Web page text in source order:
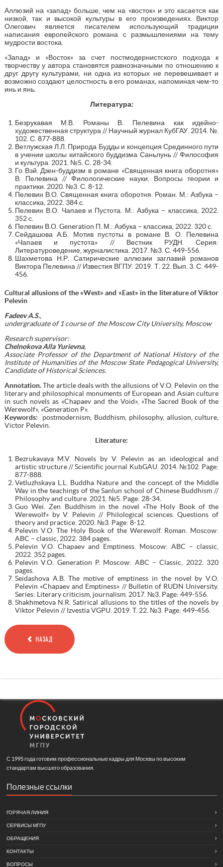
Аллюзий на «запад» больше, чем на «восток» и это касается как
низкой, так и высокой культуры в его произведениях. Виктор
Олегович является писателем использующий традиции
написания европейского романа с размышлениями на тему
мудрости востока.
«Запад» и «Восток» за счет постмодернистского подхода к
творчеству у автора становятся равнозначными по отношению к
друг другу культурами, ни одна из которых не перевешивает и
возможно создают целостность в его романах, напоминая чем-то
инь и янь.
Литература:
Безрукавая М.В. Романы В. Пелевина как идейно-
художественная структура // Научный журнал КубГАУ. 2014. №.
102. С. 877-888.
Ветлужская Л.Л. Природа Будды и концепция Срединного пути
в учении школы китайского буддизма Саньлунь // Философия
и культура. 2021. №5. С. 28-34.
Го Вэй. Дзен-буддизм в романе «Священная книга оборотня»
В. Пелевина // Филологические науки. Вопросы теории и
практики. 2020. №3. С. 8-12.
Пелевин В.О. Священная книга оборотня. Роман. М.: Азбука –
классика, 2022. 384 с.
Пелевин В.О. Чапаев и Пустота. М.: Азбука – классика, 2022.
352 с.
Пелевин В.О. Generation П. М.: Азбука – классика, 2022. 320 с.
Сейдашова А.Б. Мотив пустоты в романе В. О. Пелевина
«Чапаев и пустота» // Вестник РУДН. Серия:
Литературоведение, журналистика. 2017. №3. С. 449-556.
Шахметова Н.Р. Сатирические аллюзии заглавий романов
Виктора Пелевина // Известия ВГПУ. 2019. Т. 22. Вып. 3. С. 449-
456.
Cultural allusions of the «West» and «East» in the literature of Viktor
Pelevin
Fadeev A.S.,
undergraduate of 1 course of the Moscow City University, Moscow
Research supervisor:
Chelnokova Alla Yurievna,
Associate Professor of the Department of National History of the
Institute of Humanities of the Moscow State Pedagogical University,
Candidate of Historical Sciences.
Annotation.The article deals with the allusions of V.O. Pelevin on the
literary and philosophical monuments of European and Asian culture
in such novels as «Chapaev and the Void», «The Sacred Book of the
Werewolf», «Generation P».
Keywords: postmodernism, Buddhism, philosophy, allusion, culture,
Victor Pelevin.
Literature:
Bezrukavaya M.V. Novels by V. Pelevin as an ideological and
artistic structure // Scientific journal KubGAU. 2014. №102. Page:
877-888.
Vetluzhskaya L.L. Buddha Nature and the concept of the Middle
Way in the teachings of the Sanlun school of Chinese Buddhism //
Philosophy and culture. 2021. №5. Page: 28-34.
Guo Wei. Zen Buddhism in the novel «The Holy Book of the
Werewolf» by V. Pelevin // Philological sciences. Questions of
theory and practice. 2020. №3. Page: 8-12.
Pelevin V.O. The Holy Book of the Werewolf. Roman. Moscow:
ABC – classic, 2022. 384 pages.
Pelevin V.O. Chapaev and Emptiness. Moscow: ABC – classic,
2022. 352 pages.
Pelevin V.O. Generation P. Moscow: ABC – Classic, 2022. 320
pages.
Seidashova A.B. The motive of emptiness in the novel by V.O.
Pelevin «Chapaev and Emptiness» // Bulletin of RUDN University.
Series: Literary criticism, journalism. 2017. №3. Page: 449-556.
Shakhmetova N.R. Satirical allusions to the titles of the novels by
Viktor Pelevin // Izvestia VGPU. 2019. T. 22. №3. Page: 449-456.
НАЗАД
С 1995 года готовим профессиональные кадры для Москвы по высоким
стандартам высшего образования.
Полезные ссылки
ГОРЯЧАЯ ЛИНИЯ
СЕРВИСЫ МГПУ
ОБРАЩЕНИЯ
КОНТАКТЫ
ВОПРОСЫ